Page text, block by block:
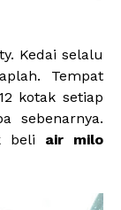
Kedai selalu
Tempat
kotak setiap
sebenarnya.
beli air milo